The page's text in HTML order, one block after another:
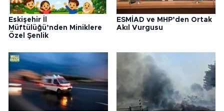
Eskişehir İl
Müftülüğü’nden Miniklere
Özel Şenlik
ESMİAD ve MHP’den Ortak
Akıl Vurgusu